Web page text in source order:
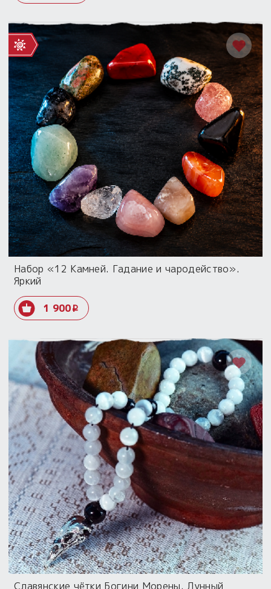
Набор «12 Камней. Гадание и чародейство».
Яркий
1 900i
Славянские чётки Богини Морены. Лунный